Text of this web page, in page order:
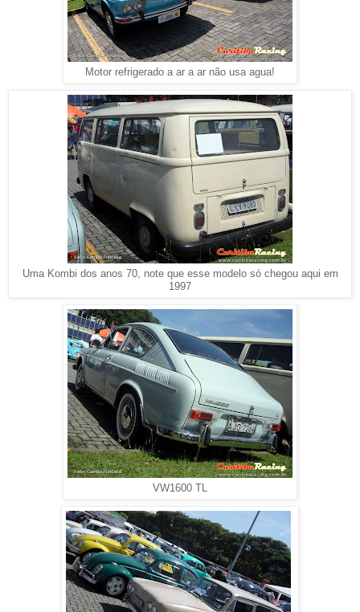
Motor refrigerado a ar a ar não usa agua!
Uma Kombi dos anos 70, note que esse modelo só chegou aqui em
1997
VW1600 TL